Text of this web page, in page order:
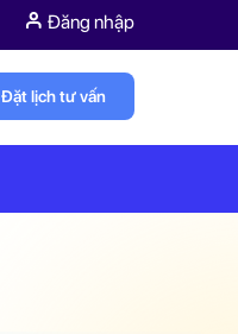
Đăng nhập
Đặt lịch tư vấn